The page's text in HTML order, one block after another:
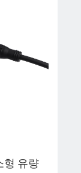
형 유량